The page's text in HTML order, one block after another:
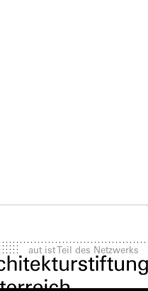
aut ist Teil des Netzwerks